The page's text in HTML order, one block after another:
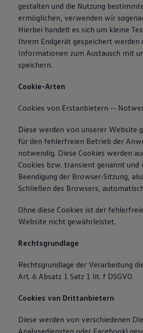
gestalten und die Nutzung
ermöglichen, verwenden wir
Hierbei handelt es sich um kleine
Ihrem Endgerät gespeichert werden
Informationen zum Austausch mit
speichern.
Cookie-Arten
Cookies von Erstanbietern --
Diese werden von unserer Website
für den fehlerfreien Betrieb der
notwendig. Diese Cookies werden
Cookies bzw. transient genannt und
Beendigung der Browser-Sitzung,
Schließen des Browsers,
Ohne diese Cookies ist der
Website nicht gewährleistet.
Rechtsgrundlage
Rechtsgrundlage der Verarbeitung
Art. 6 Absatz 1 Satz 1 lit. f DSGVO.
Cookies von Drittanbietern
Diese werden von verschiedenen
Analysediensten oder Facebook)